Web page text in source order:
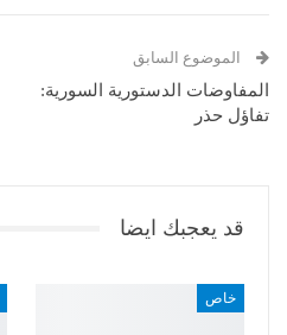
البريد الإلكتروني
الموضوع السابق
المفاوضات الدستورية السورية:
تفاؤل حذر
قد يعجبك ايضا
خاص